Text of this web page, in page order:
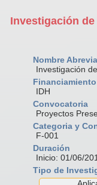
Investigación
Nombre
Investigación
Financiamiento
IDH
Convocatoria
Proyectos
Categoria y
F-001
Duración
Inicio: 01/06/
Tipo de